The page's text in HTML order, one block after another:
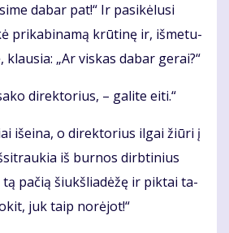
da­bar pat!“ Ir pa­si­kė­lu­si
pri­ka­bi­na­mą krū­ti­nę ir, iš­me­tu­
klau­sia: „Ar vis­kas da­bar ge­rai?“
di­rek­to­rius, – ga­li­te ei­ti.“
iš­ei­na, o di­rek­to­rius il­gai žiū­ri į
iš bur­nos dirb­ti­nius
pa­čią šiukš­lia­dė­žę ir pik­tai ta­
juk taip no­rė­jot!“